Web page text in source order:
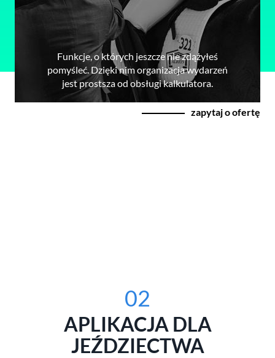
Funkcje, o których jeszcze nie zdążyłeś
pomyśleć. Dzięki nim organizacja wydarzeń
jest prostsza od obsługi kalkulatora.
zapytaj o ofertę
02
APLIKACJA DLA
JEŹDZIECTWA